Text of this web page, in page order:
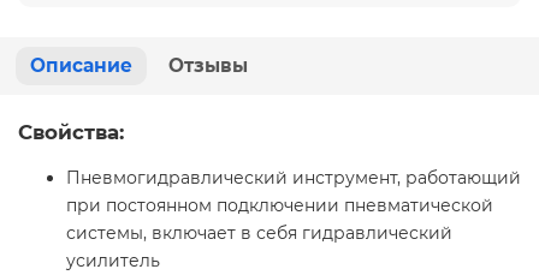
Описание Отзывы
Свойства:
Пневмогидравлический инструмент, работающий
при постоянном подключении пневматической
системы, включает в себя гидравлический
усилитель